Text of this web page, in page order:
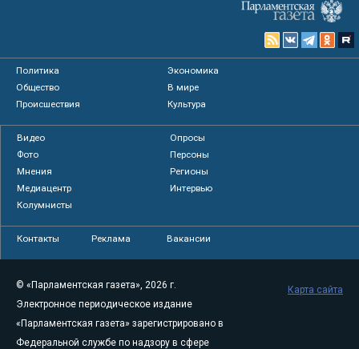
Политика
Экономика
Общество
В мире
Происшествия
Культура
Видео
Опросы
Фото
Персоны
Мнения
Регионы
Медиацентр
Интервью
Колумнисты
Контакты Реклама Вакансии
© «Парламентская газета», 2026 г.
Электронное периодическое издание
«Парламентская газета» зарегистрировано в
Федеральной службе по надзору в сфере
Карта сайта